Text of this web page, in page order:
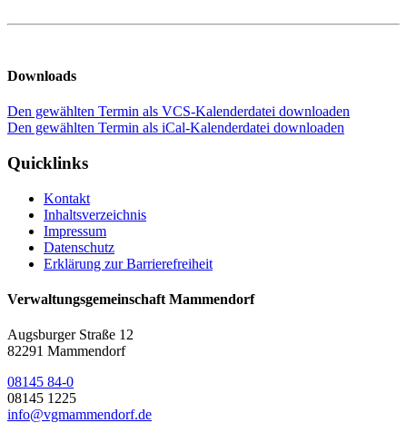
Downloads
Den gewählten Termin als VCS-Kalenderdatei downloaden
Den gewählten Termin als iCal-Kalenderdatei downloaden
Quicklinks
Kontakt
Inhaltsverzeichnis
Impressum
Datenschutz
Erklärung zur Barrierefreiheit
Verwaltungsgemeinschaft Mammendorf
Augsburger Straße 12
82291 Mammendorf
08145 84-0
08145 1225
info@vgmammendorf.de